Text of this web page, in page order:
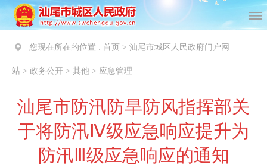
您现在所在的位置 : 首页 > 汕尾市城区人民政府门户网
站 > 政务公开 > 其他 > 应急管理
汕尾市防汛防旱防风指挥部关
于将防汛Ⅳ级应急响应提升为
防汛Ⅲ级应急响应的通知